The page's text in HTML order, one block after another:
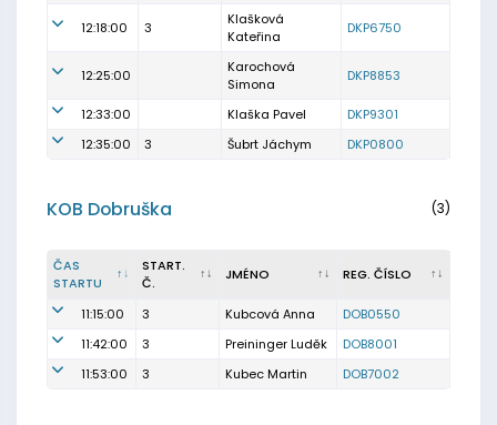
12:18:00 3
Klašková
Kateřina
DKP6750
12:25:00
Karochová
Simona
DKP8853
12:33:00 Klaška Pavel
DKP9301
12:35:00
3 Šubrt Jáchym DKP0800
KOB Dobruška (3)
ČAS
STARTU
START.
Č.
JMÉNO REG. ČÍSLO
11:15:00 3 Kubcová Anna
DOB0550
11:42:00
3 Preininger Luděk
DOB8001
11:53:00
3 Kubec Martin DOB7002